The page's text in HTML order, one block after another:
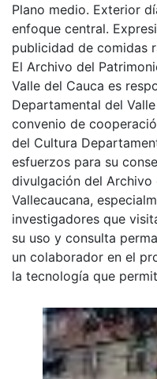
Plano medio. Exterior
enfoque central.
publicidad de comidas
El Archivo del
Valle del Cauca es
Departamental del
convenio de
del Cultura
esfuerzos para su
divulgación del Archivo
Vallecaucana,
investigadores que
su uso y consulta
un colaborador en el
la tecnología que